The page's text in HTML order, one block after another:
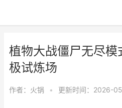
植物大战僵尸无尽
极试炼场
作者： 火锅 • 更新时间：2026-